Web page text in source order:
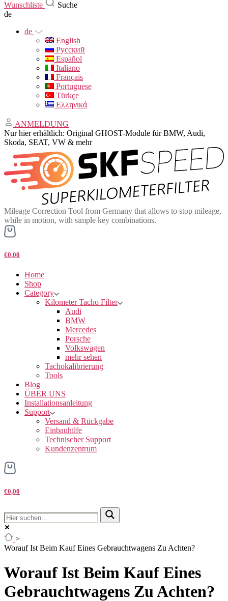
Wunschliste
Suche
de
de
English
Русский
Español
Italiano
Français
Portuguese
Türkçe
Ελληνικά
ANMELDUNG
Nur hier erhältlich: Original GHOST-Module für BMW, Audi,
Skoda, SEAT, VW & mehr
Mileage Correction Tool from Germany that allows to stop mileage,
while in motion, with simple key combinations.
€0,00
Home
Shop
Category
Kilometer Tacho Filter
Audi
BMW
Mercedes
Porsche
Volkswagen
mehr sehen
Tachokalibrierung
Tools
Blog
ÜBER UNS
Installationsanleitung
Support
Versand & Rückgabe
Einbauhilfe
Technischer Support
Kundenzentrum
€0,00
>
Worauf Ist Beim Kauf Eines Gebrauchtwagens Zu Achten?
Worauf Ist Beim Kauf Eines
Gebrauchtwagens Zu Achten?